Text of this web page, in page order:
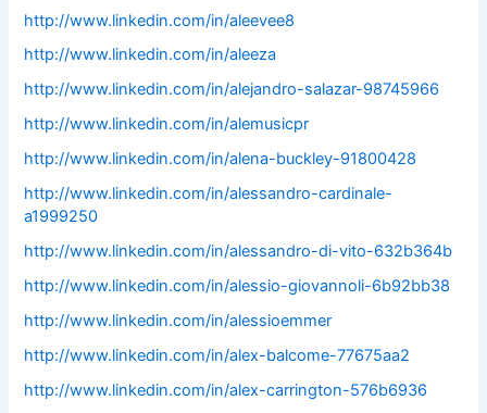
http://www.linkedin.com/in/aleevee8
http://www.linkedin.com/in/aleeza
http://www.linkedin.com/in/alejandro-salazar-98745966
http://www.linkedin.com/in/alemusicpr
http://www.linkedin.com/in/alena-buckley-91800428
http://www.linkedin.com/in/alessandro-cardinale-
a1999250
http://www.linkedin.com/in/alessandro-di-vito-632b364b
http://www.linkedin.com/in/alessio-giovannoli-6b92bb38
http://www.linkedin.com/in/alessioemmer
http://www.linkedin.com/in/alex-balcome-77675aa2
http://www.linkedin.com/in/alex-carrington-576b6936